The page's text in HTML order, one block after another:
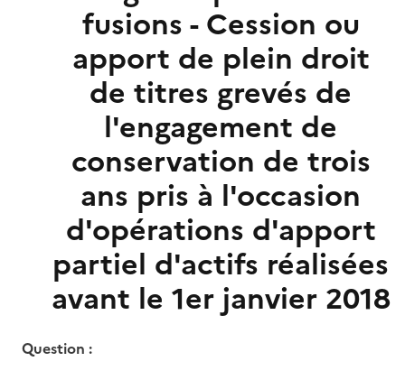
fusions - Cession ou
apport de plein droit
de titres grevés de
l'engagement de
conservation de trois
ans pris à l'occasion
d'opérations d'apport
partiel d'actifs réalisées
avant le 1er janvier 2018
Question :